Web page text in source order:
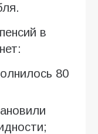
в
80